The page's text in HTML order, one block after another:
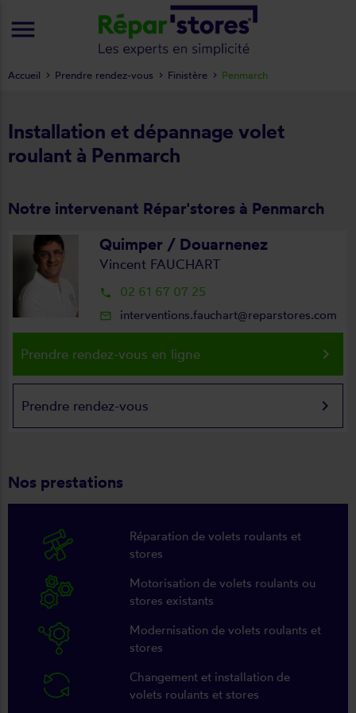
Installation et dépannage volet
roulant à Penmarch
Notre intervenant Répar'stores à Penmarch
Quimper / Douarnenez
Vincent FAUCHART
local_phone 02 61 67 07 25
mail_outline interventions.fauchart@reparstores.com
Prendre rendez-vous en ligne keyboard_arrow_right
Prendre rendez-vous keyboard_arrow_right
Nos prestations
Réparation de volets roulants et
stores
Motorisation de volets roulants ou
stores existants
Modernisation de volets roulants et
stores
Changement et installation de
volets roulants et stores
Accueil Prendre rendez-vous Finistère Penmarch
menu